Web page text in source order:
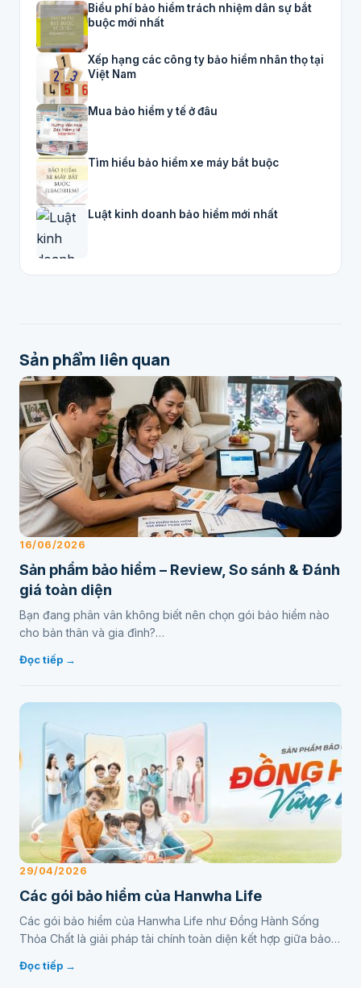
Biểu phí bảo hiểm trách nhiệm dân sự bắt
buộc mới nhất
Xếp hạng các công ty bảo hiểm nhân thọ tại
Việt Nam
Mua bảo hiểm y tế ở đâu
Tìm hiểu bảo hiểm xe máy bắt buộc
Luật kinh doanh bảo hiểm mới nhất
Sản phẩm liên quan
16/06/2026
Sản phẩm bảo hiểm – Review, So sánh & Đánh
giá toàn diện
Bạn đang phân vân không biết nên chọn gói bảo hiểm nào
cho bản thân và gia đình?…
Đọc tiếp →
29/04/2026
Các gói bảo hiểm của Hanwha Life
Các gói bảo hiểm của Hanwha Life như Đồng Hành Sống
Thỏa Chất là giải pháp tài chính toàn diện kết hợp giữa bảo
vệ và đầu tư. Sản phẩm này giúp khách hàng thiết…
Đọc tiếp →